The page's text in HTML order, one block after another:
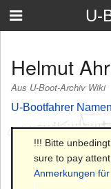
U-
Helmut
Aus U-Boot-Archiv Wiki
U-Bootfahrer
!!! Bitte
sure to pay
Anmerkungen